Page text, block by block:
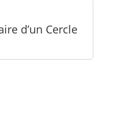
d’un Cercle